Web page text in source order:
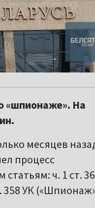
«шпионаже». На
месяцев
процесс
ч. 1 ст.
358 УК